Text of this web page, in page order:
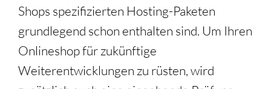
Shops spezifizierten Hosting-Paketen
grundlegend schon enthalten sind. Um Ihren
Onlineshop für zukünftige
Weiterentwicklungen zu rüsten, wird